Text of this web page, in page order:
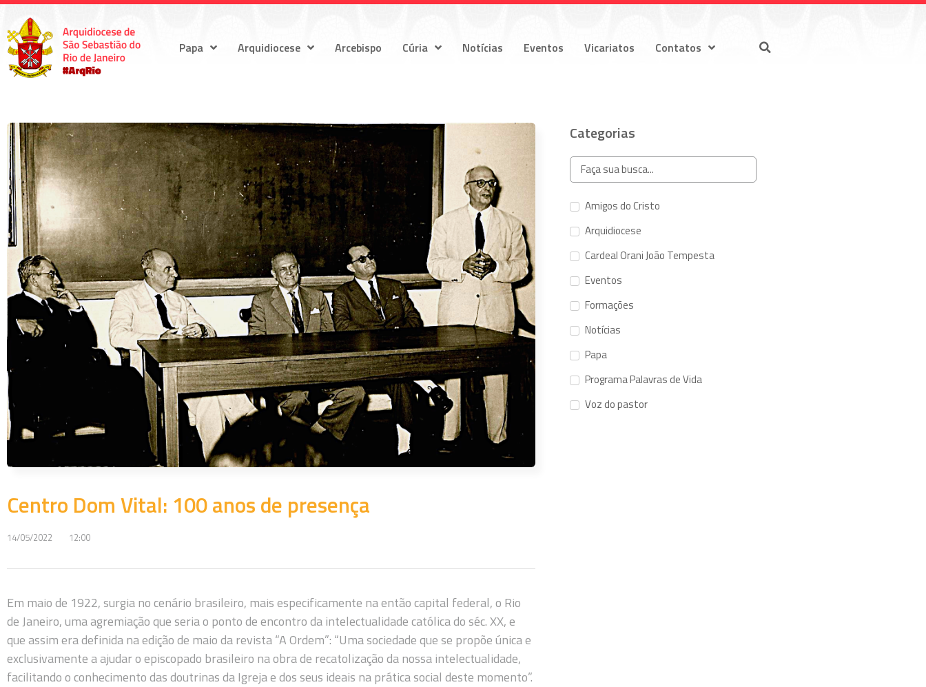
Papa Arquidiocese Arcebispo Cúria Notícias Eventos Vicariatos Contatos
Centro Dom Vital: 100 anos de presença
14/05/2022 12:00
Em maio de 1922, surgia no cenário brasileiro, mais especificamente na então capital federal, o Rio
de Janeiro, uma agremiação que seria o ponto de encontro da intelectualidade católica do séc. XX, e
que assim era definida na edição de maio da revista “A Ordem”: “Uma sociedade que se propõe única e
exclusivamente a ajudar o episcopado brasileiro na obra de recatolização da nossa intelectualidade,
facilitando o conhecimento das doutrinas da Igreja e dos seus ideais na prática social deste momento”.
Categorias
Amigos do Cristo
Arquidiocese
Cardeal Orani João Tempesta
Eventos
Formações
Notícias
Papa
Programa Palavras de Vida
Voz do pastor